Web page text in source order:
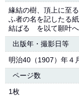
緣結の樹、頂上に至
ふ者の名を記したる
結ばるゝを以て願叶
出版年・撮影日等
明治40（1907）年４
ページ数
1枚